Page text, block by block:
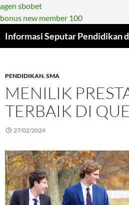
agen sbobet
bonus new member 100
ke
PENDIDIKAN,SMA
MENILIK
TERBAIK DI
27/02/2024